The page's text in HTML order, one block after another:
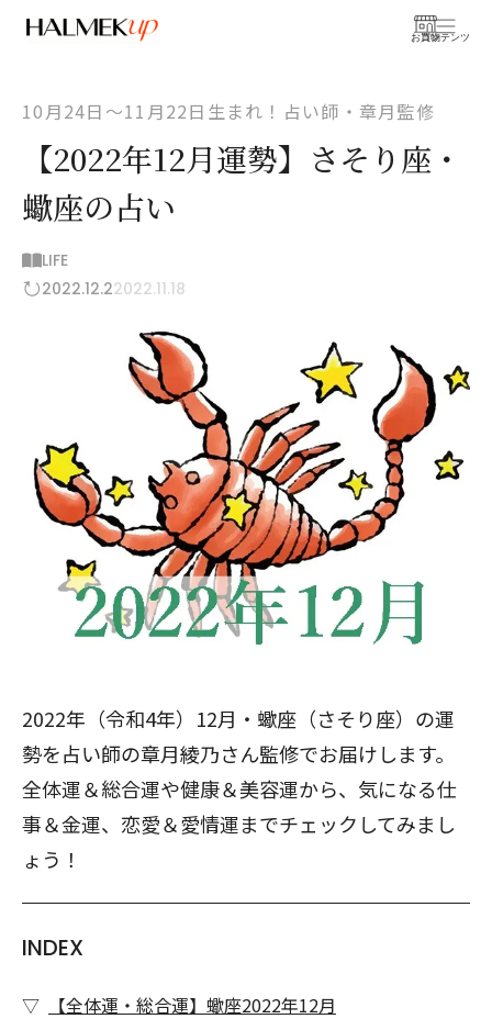
お買物
コンテンツ
10月24日〜11月22日生まれ！占い師・章月監修
【2022年12月運勢】さそり座・
蠍座の占い
LIFE
2022.12.22022.11.18
2022年（令和4年）12月・蠍座（さそり座）の運
勢を占い師の章月綾乃さん監修でお届けします。
全体運＆総合運や健康＆美容運から、気になる仕
事＆金運、恋愛＆愛情運までチェックしてみまし
ょう！
INDEX
【全体運・総合運】蠍座2022年12月